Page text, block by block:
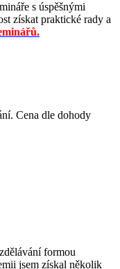
s úspěšnými
získat praktické rady a
Cena dle dohody
formou
jsem získal několik